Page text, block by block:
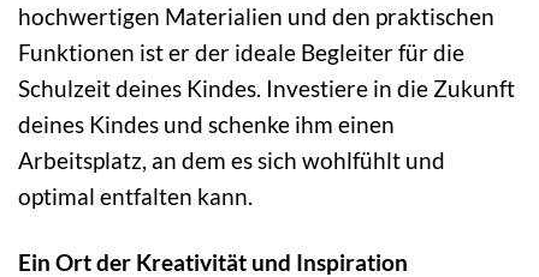
hochwertigen Materialien und den praktischen
Funktionen ist er der ideale Begleiter für die
Schulzeit deines Kindes. Investiere in die Zukunft
deines Kindes und schenke ihm einen
Arbeitsplatz, an dem es sich wohlfühlt und
optimal entfalten kann.
Ein Ort der Kreativität und Inspiration